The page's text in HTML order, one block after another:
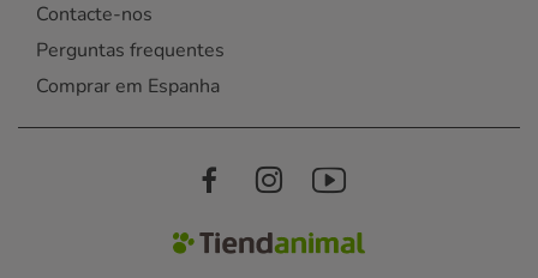
Contacte-nos
Perguntas frequentes
Comprar em Espanha